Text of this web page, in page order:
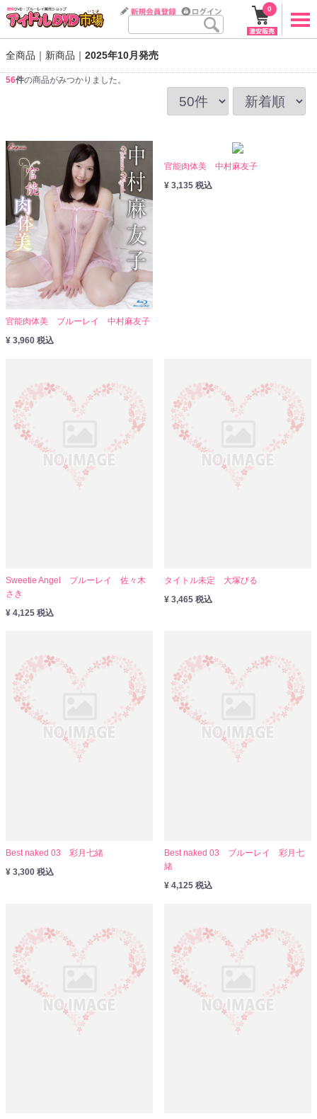
0
全商品 新商品 2025年10月発売
56件の商品がみつかりました。
官能肉体美 ブルーレイ 中村麻友子
¥ 3,960 税込
官能肉体美 中村麻友子
¥ 3,135 税込
Sweetie Angel ブルーレイ 佐々木
さき
¥ 4,125 税込
タイトル未定 大塚びる
¥ 3,465 税込
Best naked 03 彩月七緒
¥ 3,300 税込
Best naked 03 ブルーレイ 彩月七
緒
¥ 4,125 税込